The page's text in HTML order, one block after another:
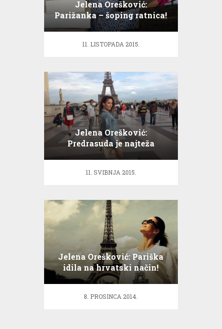
Jelena Orešković:
Parižanka – šoping ratnica!
11. LISTOPADA 2015.
Jelena Orešković:
Predrasuda je najteža
prtljaga!
11. SVIBNJA 2015.
Jelena Orešković: Pariška
idila na hrvatski način!
8. PROSINCA 2014.